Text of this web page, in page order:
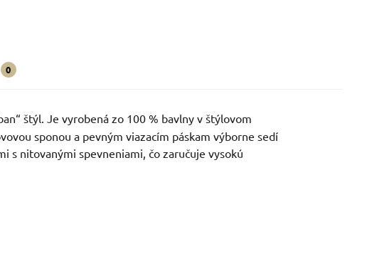
0
štýl. Je vyrobená zo 100 % bavlny v štýlovom
sponou a pevným viazacím páskam výborne sedí
s nitovanými spevneniami, čo zaručuje vysokú